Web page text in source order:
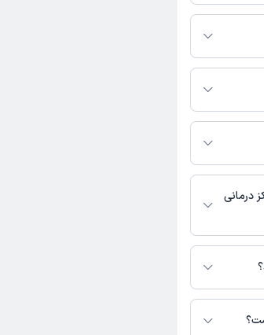
و زایمان,
بگیرید.
حسن نژاد به
درمانی
در دسترس نیست.
نژاد در دسترس